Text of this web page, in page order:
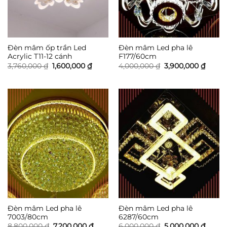
Đèn mâm ốp trần Led
Acrylic T11-12 cánh
3,760,000₫ Giá
gốc
1,600,000 ₫Giá
hiện
Đèn mâm Led pha lê
F177/60cm
4,000,000₫ Giá
gốc
3,900,000 ₫Giá
hiện
Đèn mâm Led pha lê
7003/80cm
Đèn mâm Led pha lê
6287/60cm